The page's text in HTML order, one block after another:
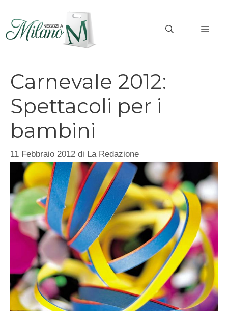
contenuto
Carnevale 2012:
Spettacoli per i
bambini
11 Febbraio 2012 di La Redazione